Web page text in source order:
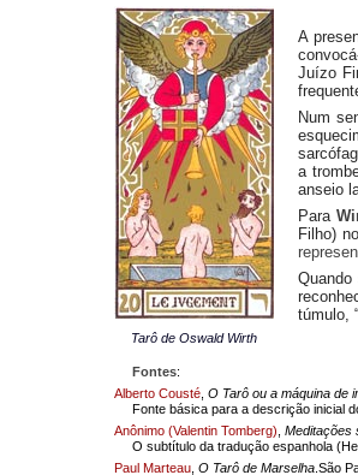
Tarô de Oswald Wirth
A
Juízo
Num
a
anseio
Para
Filho)
túmulo,
Fontes:
Alberto Cousté, O Tarô ou a máquina de
Fonte básica para a descrição inicial
Anônimo (Valentin Tomberg) Meditações
O subtítulo da tradução espanhola
Paul Marteau, O Tarô de Marselha.São